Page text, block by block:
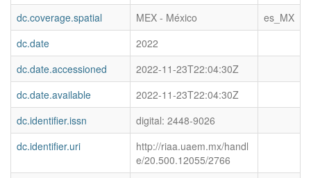
dc.coverage.spatial MEX - México
es_MX
dc.date
2022
dc.date.accessioned
2022-11-23T22:04:30Z
dc.date.available
2022-11-23T22:04:30Z
dc.identifier.issn
digital: 2448-9026
dc.identifier.uri
http://riaa.uaem.mx/handl
e/20.500.12055/2766